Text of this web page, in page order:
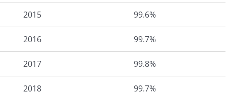
2015 99.6%
2016 99.7%
2017 99.8%
2018 99.7%